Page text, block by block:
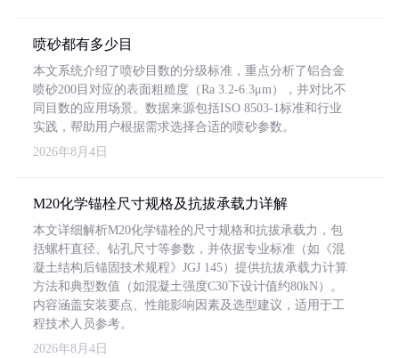
喷砂都有多少目
本文系统介绍了喷砂目数的分级标准，重点分析了铝合金
喷砂200目对应的表面粗糙度（Ra 3.2-6.3μm），并对比不
同目数的应用场景。数据来源包括ISO 8503-1标准和行业
实践，帮助用户根据需求选择合适的喷砂参数。
2026年8月4日
M20化学锚栓尺寸规格及抗拔承载力详解
本文详细解析M20化学锚栓的尺寸规格和抗拔承载力，包
括螺杆直径、钻孔尺寸等参数，并依据专业标准（如《混
凝土结构后锚固技术规程》JGJ 145）提供抗拔承载力计算
方法和典型数值（如混凝土强度C30下设计值约80kN）。
内容涵盖安装要点、性能影响因素及选型建议，适用于工
程技术人员参考。
2026年8月4日